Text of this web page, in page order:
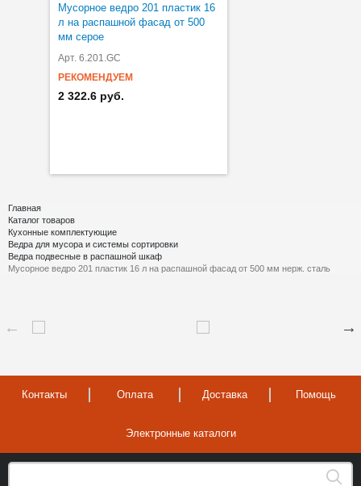
Мусорное ведро 201 пластик 16
л на распашной фасад от 500
мм серое
Арт. 6.201.GC
РЕКОМЕНДУЕМ
2 322.6 руб.
Главная
Каталог товаров
Кухонные комплектующие
Ведра для мусора и системы сортировки
Ведра подвесные в распашной шкаф
Мусорное ведро 201 пластик 16 л на распашной фасад от 500 мм нерж. сталь
Контакты Оплата Доставка Помощь
Электронные каталоги